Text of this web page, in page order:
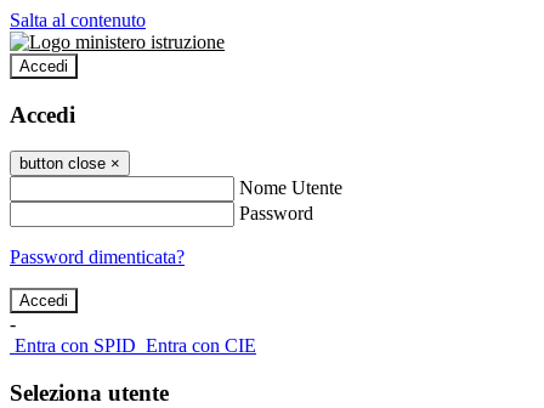
Salta al contenuto
Accedi
Accedi
button close ×
Nome Utente
Password
Password dimenticata?
-
Entra con SPID Entra con CIE
Seleziona utente